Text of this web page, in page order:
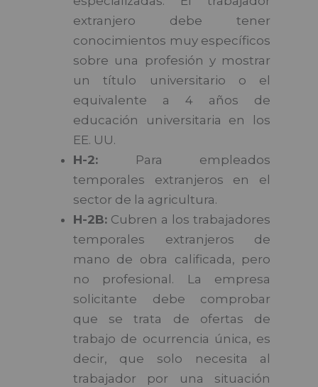
extranjero debe tener
conocimientos muy específicos
sobre una profesión y mostrar
un título universitario o el
equivalente a 4 años de
educación universitaria en los
EE. UU.
H-2:Para empleados
temporales extranjeros en el
sector de la agricultura.
H-2B:Cubren a los trabajadores
temporales extranjeros de
mano de obra calificada, pero
no profesional. La empresa
solicitante debe comprobar
que se trata de ofertas de
trabajo de ocurrencia única, es
decir, que solo necesita al
trabajador por una situación